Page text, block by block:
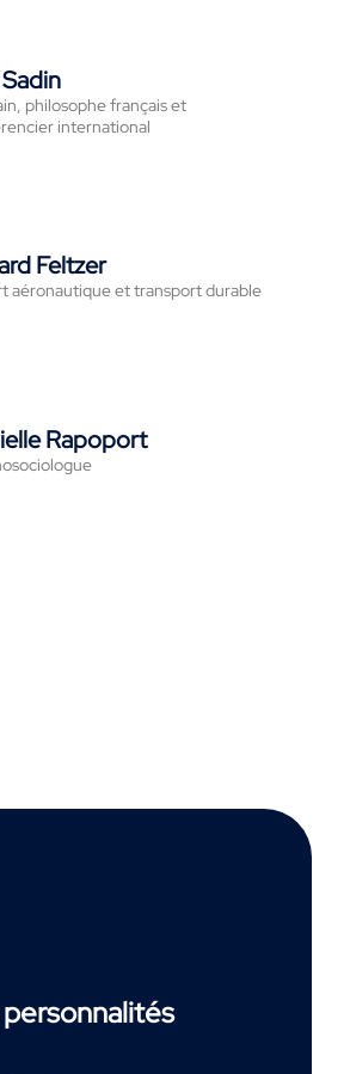
philosophe français et
international
Feltzer
aéronautique et transport durable
Rapoport